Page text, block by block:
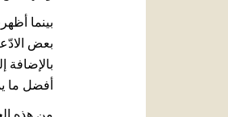
بينما
بعض
أفضل ما
من هذه